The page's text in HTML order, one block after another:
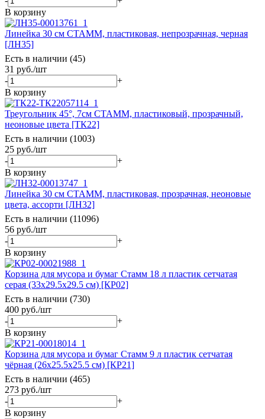
В корзину
Линейка 30 см СТАММ, пластиковая, непрозрачная, черная
[ЛН35]
Есть в наличии (45)
31 руб./шт
-
+
В корзину
Треугольник 45°, 7см СТАММ, пластиковый, прозрачный,
неоновые цвета [ТК22]
Есть в наличии (1003)
25 руб./шт
-
+
В корзину
Линейка 30 см СТАММ, пластиковая, прозрачная, неоновые
цвета, ассорти [ЛН32]
Есть в наличии (11096)
56 руб./шт
-
+
В корзину
Корзина для мусора и бумаг Стамм 18 л пластик сетчатая
серая (33x29.5x29.5 см) [КР02]
Есть в наличии (730)
400 руб./шт
-
+
В корзину
Корзина для мусора и бумаг Стамм 9 л пластик сетчатая
чёрная (26x25.5x25.5 см) [КР21]
Есть в наличии (465)
273 руб./шт
-
+
В корзину